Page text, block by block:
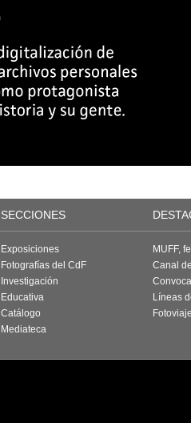
SECCIONES
Exposiciones
Fotografías del CdF
Investigación
Educativa
Catálogo
Mediateca
MUFF,
Canal
Líneas